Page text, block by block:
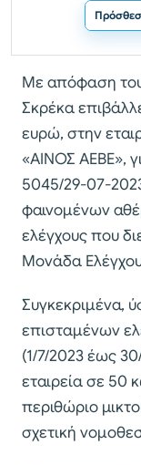
Mε απόφαση
Σκρέκα
ευρώ, στην
«ΑΙΝΟΣ ΑΕΒΕ»,
5045/29-07-
φαινομένων
ελέγχους που
Μονάδα
Συγκεκριμένα,
επισταμένων
(1/7/2023 έως
εταιρεία σε 50
περιθώριο
σχετική